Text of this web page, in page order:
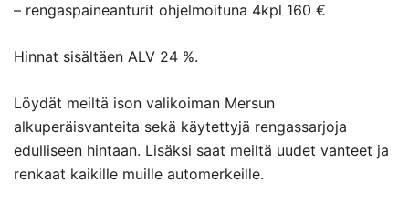
– rengaspaineanturit ohjelmoituna 4kpl 160 €
Hinnat sisältäen ALV 24 %.
Löydät meiltä ison valikoiman Mersun
alkuperäisvanteita sekä käytettyjä rengassarjoja
edulliseen hintaan. Lisäksi saat meiltä uudet vanteet ja
renkaat kaikille muille automerkeille.